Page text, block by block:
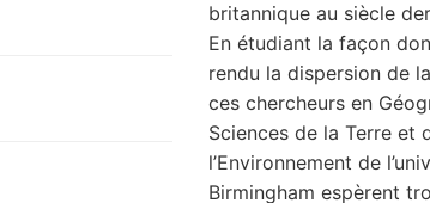
britannique au siècle
En étudiant la façon
rendu la dispersion de
ces chercheurs en
Sciences de la Terre et
l’Environnement de
Birmingham espèrent